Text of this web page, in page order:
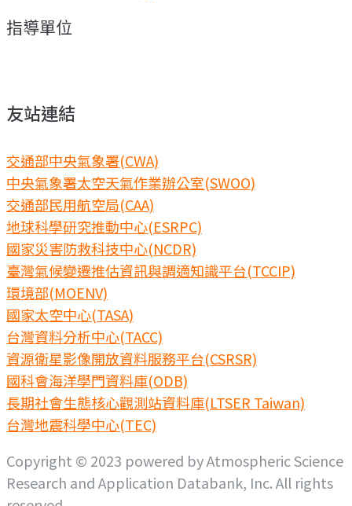
指導單位
友站連結
交通部中央氣象署(CWA)
中央氣象署太空天氣作業辦公室(SWOO)
交通部民用航空局(CAA)
地球科學研究推動中心(ESRPC)
國家災害防救科技中心(NCDR)
臺灣氣候變遷推估資訊與調適知識平台(TCCIP)
環境部(MOENV)
國家太空中心(TASA)
台灣資料分析中心(TACC)
資源衛星影像開放資料服務平台(CSRSR)
國科會海洋學門資料庫(ODB)
長期社會生態核心觀測站資料庫(LTSER Taiwan)
台灣地震科學中心(TEC)
Copyright © 2023 powered by Atmospheric Science
Research and Application Databank, Inc. All rights